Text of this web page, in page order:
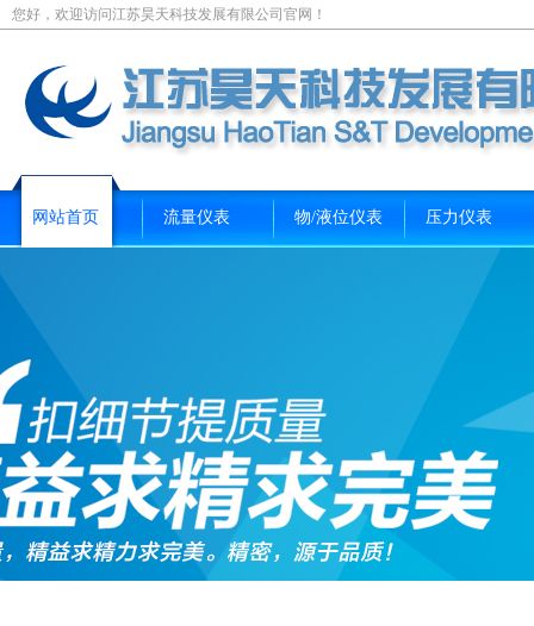
您好，欢迎访问江苏昊天科技发展有限公司官网！
网站首页 流量仪表 物/液位仪表 压力仪表